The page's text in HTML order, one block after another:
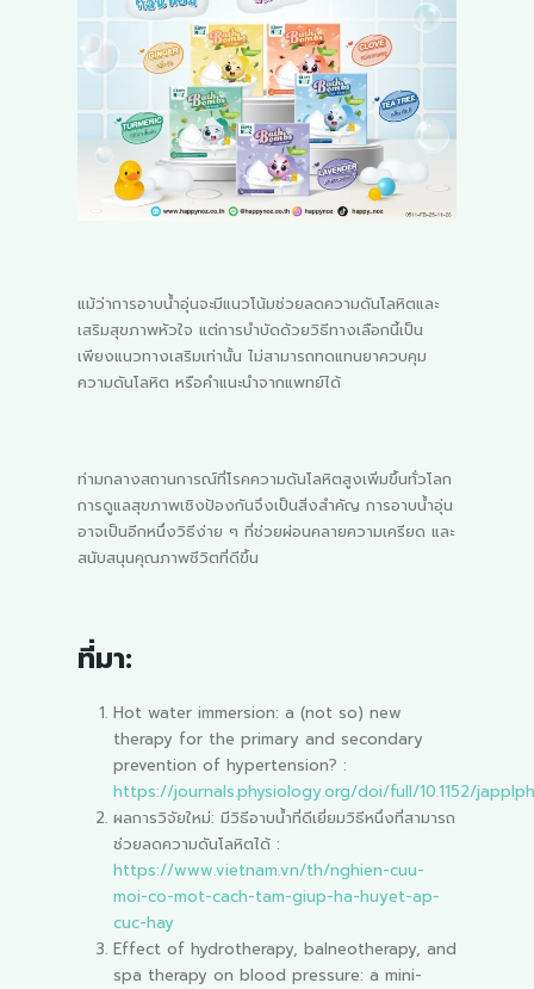
แม้ว่าการอาบน้ำอุ่นจะมีแนวโน้มช่วยลดความดันโลหิตและ
เสริมสุขภาพหัวใจ แต่การบำบัดด้วยวิธีทางเลือกนี้เป็น
เพียงแนวทางเสริมเท่านั้น ไม่สามารถทดแทนยาควบคุม
ความดันโลหิต หรือคำแนะนำจากแพทย์ได้
ท่ามกลางสถานการณ์ที่โรคความดันโลหิตสูงเพิ่มขึ้นทั่วโลก
การดูแลสุขภาพเชิงป้องกันจึงเป็นสิ่งสำคัญ การอาบน้ำอุ่น
อาจเป็นอีกหนึ่งวิธีง่าย ๆ ที่ช่วยผ่อนคลายความเครียด และ
สนับสนุนคุณภาพชีวิตที่ดีขึ้น
ที่มา:
Hot water immersion: a (not so) new
therapy for the primary and secondary
prevention of hypertension? :
https://journals.physiology.org/doi/full/10.1152/
ผลการวิจัยใหม่: มีวิธีอาบน้ำที่ดีเยี่ยมวิธีหนึ่งที่สามารถ
ช่วยลดความดันโลหิตได้ :
https://www.vietnam.vn/th/nghien-cuu-
moi-co-mot-cach-tam-giup-ha-huyet-ap-
cuc-hay
Effect of hydrotherapy, balneotherapy, and
spa therapy on blood pressure: a mini-